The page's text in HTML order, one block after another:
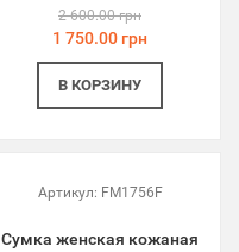
2 600.00 грн
1 750.00 грн
В КОРЗИНУ
Артикул: FM1756F
Сумка женская кожаная